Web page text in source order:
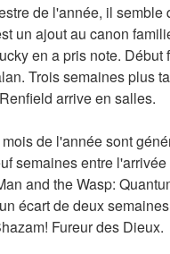
de l'année, il
un ajout au canon
en a pris note.
Trois semaines plus
arrive en salles.
de l'année sont
semaines entre
and the Wasp:
écart de deux
Fureur des Dieux.